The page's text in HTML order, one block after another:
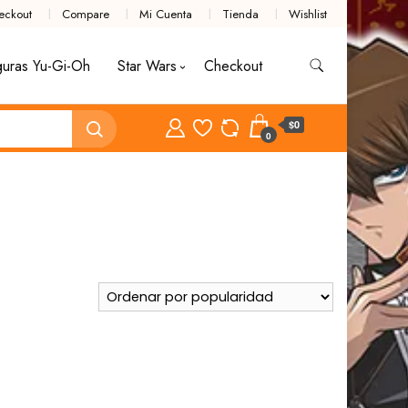
Compare Mi Cuenta Tienda Wishlist
Yu-Gi-Oh Star Wars Checkout
0
$0